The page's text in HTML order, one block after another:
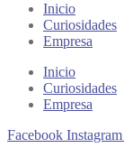
Inicio
Curiosidades
Empresa
Inicio
Curiosidades
Empresa
Facebook Instagram